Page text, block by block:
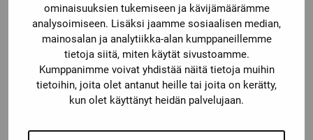
ominaisuuksien tukemiseen ja kävijämäärämme
analysoimiseen. Lisäksi jaamme sosiaalisen median,
mainosalan ja analytiikka-alan kumppaneillemme
tietoja siitä, miten käytät sivustoamme.
Kumppanimme voivat yhdistää näitä tietoja muihin
tietoihin, joita olet antanut heille tai joita on kerätty,
kun olet käyttänyt heidän palvelujaan.
automatisointiprosesseista tulee joustavia
Turvallinen integrointi eri ohjausjärjestelmiin
EtherNet/IP™:n CIP Safety™:n, PROFINET
PROFIsafe:n, EtherCAT®FSoE:n, I/O:n jne. kautta.
Intuitiivinen Safety Designer -ohjelmisto,
monivärinen näyttö ja järjestelmäliitin säästävät
aikaa käyttöönoton ja diagnoosin aikana
Käyttöalue